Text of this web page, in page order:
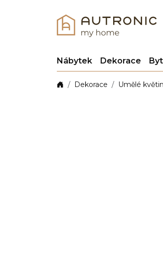
Nábytek Dekorace
Dekorace Umělé